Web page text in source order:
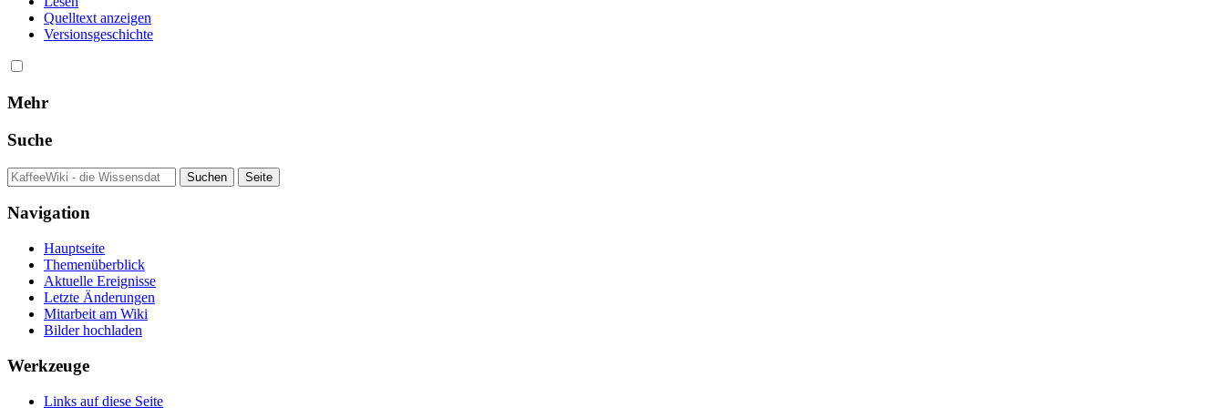
Quelltext anzeigen
Versionsgeschichte
Mehr
Suche
Navigation
Hauptseite
Themenüberblick
Aktuelle Ereignisse
Letzte Änderungen
Mitarbeit am Wiki
Bilder hochladen
Werkzeuge
Links auf diese Seite